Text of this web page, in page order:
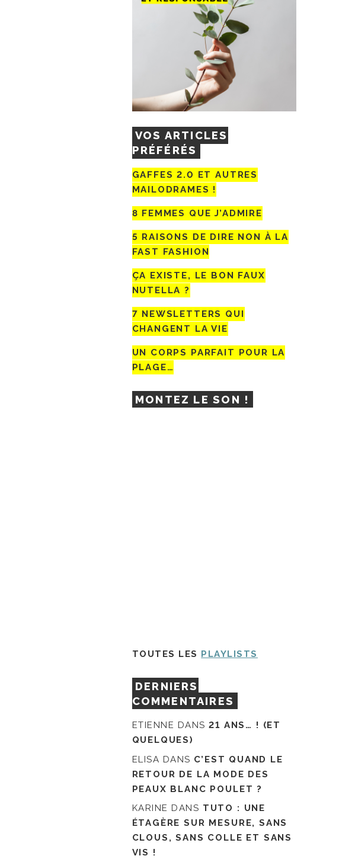
VOS ARTICLES
PRÉFÉRÉS
GAFFES 2.0 ET AUTRES
MAILODRAMES !
8 FEMMES QUE J’ADMIRE
5 RAISONS DE DIRE NON À LA
FAST FASHION
ÇA EXISTE, LE BON FAUX
NUTELLA ?
7 NEWSLETTERS QUI
CHANGENT LA VIE
UN CORPS PARFAIT POUR LA
PLAGE…
MONTEZ LE SON !
TOUTES LES PLAYLISTS
DERNIERS
COMMENTAIRES
ETIENNE DANS21 ANS… ! (ET
QUELQUES)
ELISA DANS C’EST QUAND LE
RETOUR DE LA MODE DES
PEAUX BLANC POULET ?
KARINE DANS TUTO : UNE
ÉTAGÈRE SUR MESURE, SANS
CLOUS, SANS COLLE ET SANS
VIS !